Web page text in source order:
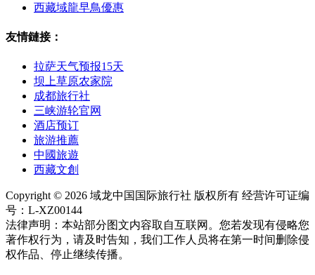
西藏域龍早鳥優惠
友情鏈接：
拉萨天气预报15天
坝上草原农家院
成都旅行社
三峡游轮官网
酒店预订
旅游推薦
中國旅遊
西藏文創
Copyright © 2026 域龙中国国际旅行社 版权所有 经营许可证编
号：L-XZ00144
法律声明：本站部分图文内容取自互联网。您若发现有侵略您
著作权行为，请及时告知，我们工作人员将在第一时间删除侵
权作品、停止继续传播。